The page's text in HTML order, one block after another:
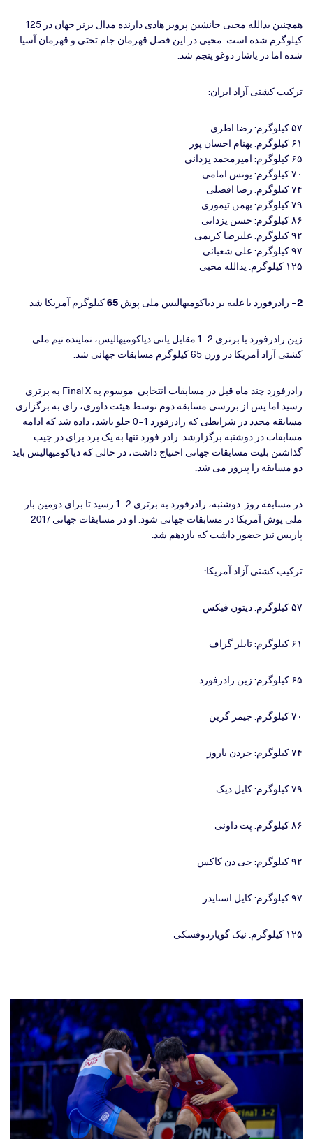
همچنین یدالله محبی جانشین پرویز هادی دارنده مدال برنز جهان در 125
کیلوگرم شده است. محبی در این فصل قهرمان جام تختی و قهرمان آسیا
شده اما در یاشار دوغو پنجم شد.
ترکیب کشتی آزاد ایران:
۵۷ کیلوگرم: رضا اطری
۶۱ کیلوگرم: بهنام احسان پور
۶۵ کیلوگرم: امیرمحمد یزدانی
۷۰ کیلوگرم: یونس امامی
۷۴ کیلوگرم: رضا افضلی
۷۹ کیلوگرم: بهمن تیموری
۸۶ کیلوگرم: حسن یزدانی
۹۲ کیلوگرم: علیرضا کریمی
۹۷ کیلوگرم: علی شعبانی
۱۲۵ کیلوگرم: یدالله محبی
2- رادرفورد با غلبه بر دیاکومیهالیس ملی پوش 65 کیلوگرم آمریکا شد
زین رادرفورد با برتری 2-1 مقابل یانی دیاکومیهالیس، نماینده تیم ملی
کشتی آزاد آمریکا در وزن 65 کیلوگرم مسابقات جهانی شد.
رادرفورد چند ماه قبل در مسابقات انتخابی موسوم به Final X به برتری
رسید اما پس از بررسی مسابقه دوم توسط هیئت داوری، رای به برگزاری
مسابقه مجدد در شرایطی که رادرفورد 1-0 جلو باشد، داده شد که ادامه
مسابقات در دوشنبه برگزارشد. رادر فورد تنها به یک برد برای در جیب
گذاشتن بلیت مسابقات جهانی احتیاج داشت، در حالی که دیاکومیهالیس باید
دو مسابقه را پیروز می شد.
در مسابقه روز دوشنبه، رادرفورد به برتری 2-1 رسید تا برای دومین بار
ملی پوش آمریکا در مسابقات جهانی شود. او در مسابقات جهانی 2017
پاریس نیز حضور داشت که یازدهم شد.
ترکیب کشتی آزاد آمریکا:
۵۷ کیلوگرم: دیتون فیکس
۶۱ کیلوگرم: تایلر گراف
۶۵ کیلوگرم: زین رادرفورد
۷۰ کیلوگرم: جیمز گرین
۷۴ کیلوگرم: جردن باروز
۷۹ کیلوگرم: کایل دیک
۸۶ کیلوگرم: پت داونی
۹۲ کیلوگرم: جی دن کاکس
۹۷ کیلوگرم: کایل اسنایدر
۱۲۵ کیلوگرم: نیک گویازدوفسکی